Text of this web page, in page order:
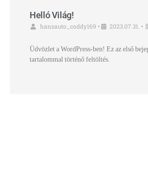
Helló Világ!
hansauto_coddy169 • 2023.07.31. •
Üdvözlet a WordPress-ben! Ez az első
tartalommal történő feltöltés.